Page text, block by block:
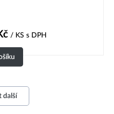
/ KS s DPH
další